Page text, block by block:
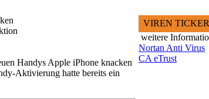
Handys Apple iPhone knacken
Aktivierung hatte bereits ein
VIREN TICKER
weitere
Nortan Anti Virus
CA eTrust